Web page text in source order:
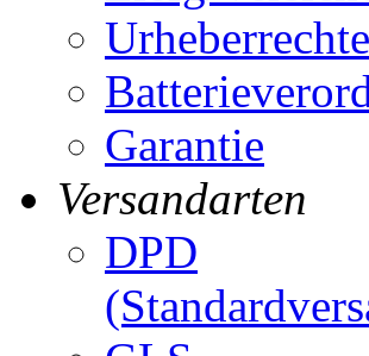
Urheberrechte
Garantie
Versandarten
DPD